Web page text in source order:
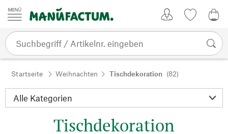
Zum Inhalt springen
Startseite Weihnachten Tischdekoration (82)
Tischdekoration